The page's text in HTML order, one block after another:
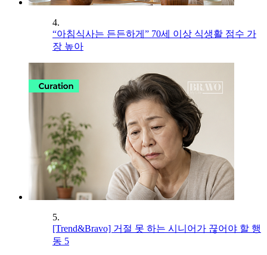
4.
“아침식사는 든든하게” 70세 이상 식생활 점수 가
장 높아
5.
[Trend&Bravo] 거절 못 하는 시니어가 끊어야 할 행
동 5